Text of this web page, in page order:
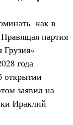
как в
партия
Грузия»
года
открытии
заявил на
Ираклий